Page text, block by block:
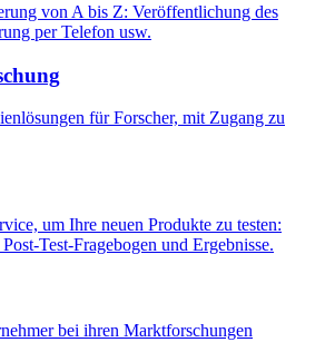
von A bis Z: Veröffentlichung des
per Telefon usw.
für Forscher, mit Zugang zu
um Ihre neuen Produkte zu testen:
Test-Fragebogen und Ergebnisse.
bei ihren Marktforschungen